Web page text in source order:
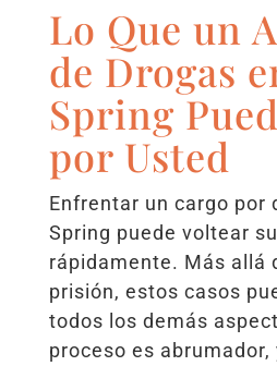
Lo Que un
de Drogas
Spring
por Usted
Enfrentar un cargo por
Spring puede voltear
rápidamente. Más allá
prisión, estos casos
todos los demás
proceso es